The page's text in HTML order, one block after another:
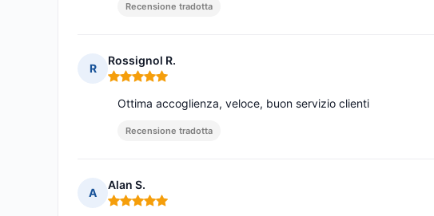
Recensione tradotta
R
Rossignol R.
Nota: 5 su 5
Ottima accoglienza, veloce, buon servizio clienti
Recensione tradotta
A
Alan S.
Nota: 5 su 5